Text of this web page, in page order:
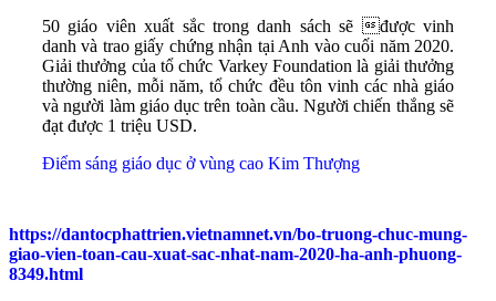
50 giáo viên xuất sắc trong danh sách sẽ được vinh
danh và trao giấy chứng nhận tại Anh vào cuối năm 2020.
Giải thưởng của tổ chức Varkey Foundation là giải thưởng
thường niên, mỗi năm, tổ chức đều tôn vinh các nhà giáo
và người làm giáo dục trên toàn cầu. Người chiến thắng sẽ
đạt được 1 triệu USD.
Điểm sáng giáo dục ở vùng cao Kim Thượng
https://dantocphattrien.vietnamnet.vn/bo-truong-chuc-mung-
giao-vien-toan-cau-xuat-sac-nhat-nam-2020-ha-anh-phuong-
8349.html